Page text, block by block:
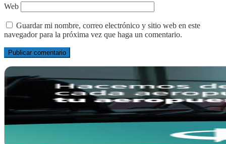
Web
Guardar mi nombre, correo electrónico y sitio web en este
navegador para la próxima vez que haga un comentario.